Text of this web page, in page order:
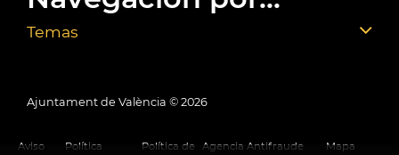
Temas
Ajuntament de València © 2026
Aviso
Política
Política de
Agencia Antifraude
Mapa